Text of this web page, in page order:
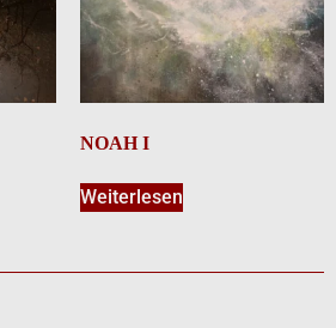
NOAH I
Weiterlesen